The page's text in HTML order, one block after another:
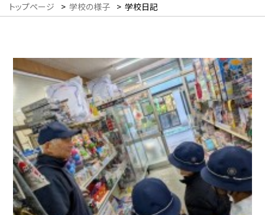
トップページ > 学校の様子 > 学校日記